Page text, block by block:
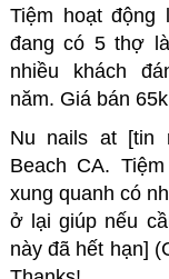
Tiệm hoạt động
đang có 5 thợ
nhiều khách
năm. Giá bán
Nu nails at [tin
Beach CA.
xung quanh có
ở lại giúp nếu
này đã hết hạn]